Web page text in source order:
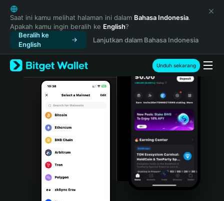
English
日本語
Tiếng Việt
Русский
Español (Latinoamérica)
Türkçe
Italiano
Português (Portugal)
Bahasa Indonesia
Saat ini kamu melihat halaman ini dalam Bahasa Indonesia.
Apakah kamu ingin beralih ke English?
Beralih ke
English
Lanjutkan dalam Bahasa Indonesia
Unduh sekarang